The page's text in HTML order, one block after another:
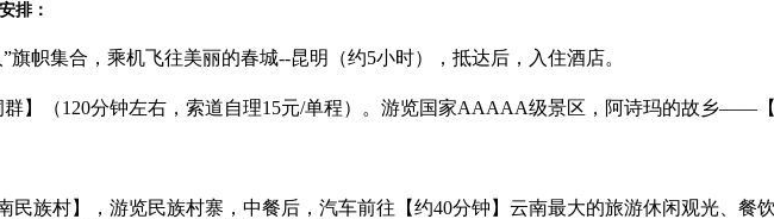
排：
帜集合，乘机飞往美丽的春城--昆明（约5小时），抵达后，入住酒店。
】（120分钟左右，索道自理15元/单程）。游览国家AAAAA级景区，阿诗玛的故乡——
民族村】，游览民族村寨，中餐后，汽车前往【约40分钟】云南最大的旅游休闲观光、餐